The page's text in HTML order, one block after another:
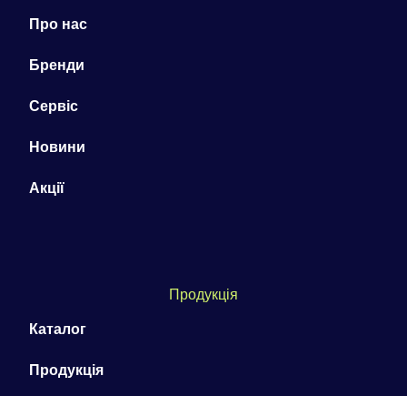
Про нас
Бренди
Сервіс
Новини
Акції
Продукція
Каталог
Продукція